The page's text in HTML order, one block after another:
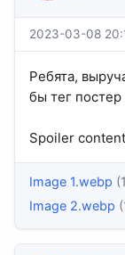
2023-03-08
Ребята,
бы тег
Spoiler
Image 1.webp
Image 2.webp